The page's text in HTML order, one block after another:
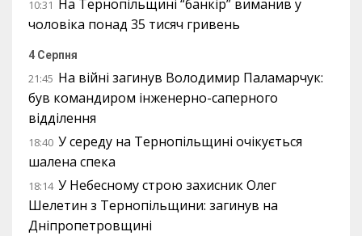
10:31 На Тернопільщині “банкір” виманив у
чоловіка понад 35 тисяч гривень
4 Серпня
21:45 На війні загинув Володимир Паламарчук:
був командиром інженерно-саперного
відділення
18:40 У середу на Тернопільщині очікується
шалена спека
18:14 У Небесному строю захисник Олег
Шелетин з Тернопільщини: загинув на
Дніпропетровщині